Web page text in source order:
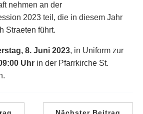
nehmen an der
2023 teil, die in diesem Jahr
Straeten führt.
8. Juni 2023, in Uniform zur
Uhr in der Pfarrkirche St.